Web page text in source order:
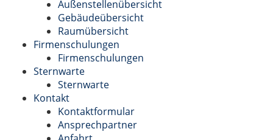
Außenstellenübersicht
Gebäudeübersicht
Raumübersicht
Firmenschulungen
Firmenschulungen
Sternwarte
Sternwarte
Kontakt
Kontaktformular
Ansprechpartner